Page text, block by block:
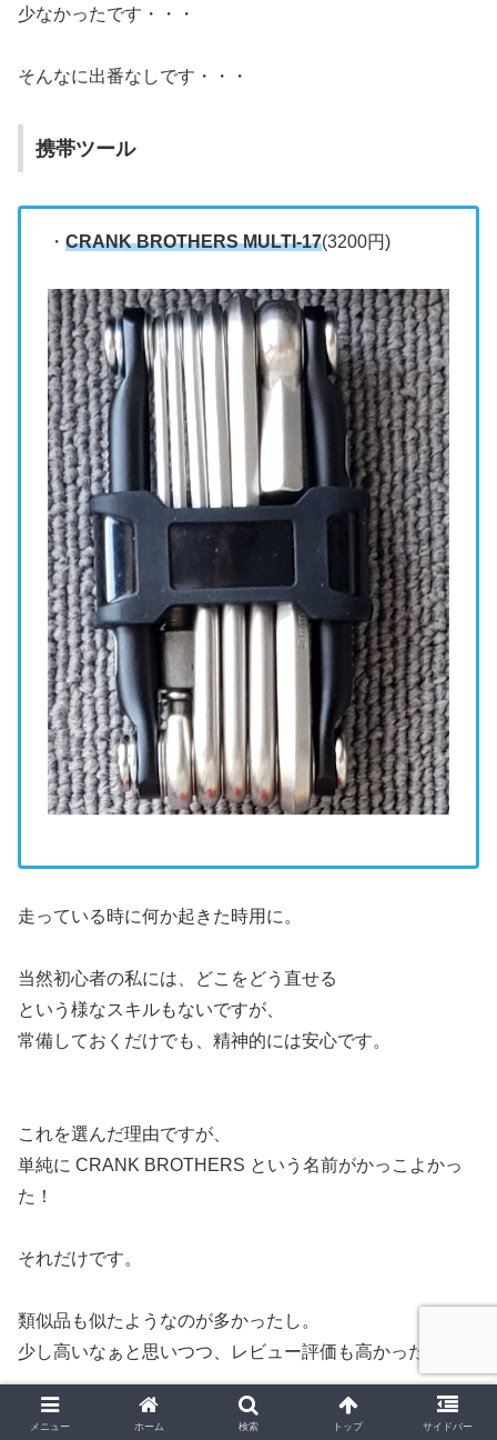
少なかったです・・・
そんなに出番なしです・・・
携帯ツール
・ CRANK BROTHERS MULTI-17(3200円)
走っている時に何か起きた時用に。
当然初心者の私には、どこをどう直せる
という様なスキルもないですが、
常備しておくだけでも、精神的には安心です。
これを選んだ理由ですが、
単純に CRANK BROTHERS という名前がかっこよかっ
た！
それだけです。
類似品も似たようなのが多かったし。
少し高いなぁと思いつつ、レビュー評価も高かったので。
メニュー ホーム 検索 トップ サイドバー